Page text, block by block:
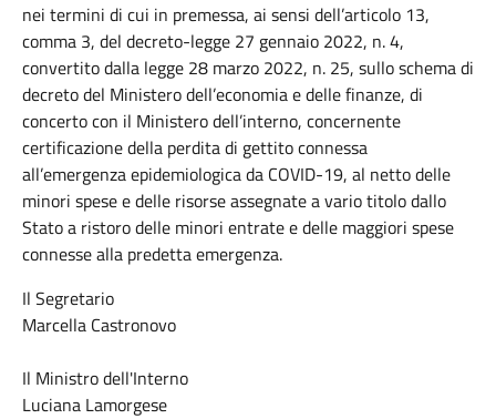
nei termini di cui in premessa, ai sensi dell’articolo 13,
comma 3, del decreto-legge 27 gennaio 2022, n. 4,
convertito dalla legge 28 marzo 2022, n. 25, sullo schema di
decreto del Ministero dell’economia e delle finanze, di
concerto con il Ministero dell’interno, concernente
certificazione della perdita di gettito connessa
all’emergenza epidemiologica da COVID-19, al netto delle
minori spese e delle risorse assegnate a vario titolo dallo
Stato a ristoro delle minori entrate e delle maggiori spese
connesse alla predetta emergenza.
Il Segretario
Marcella Castronovo
Il Ministro dell'Interno
Luciana Lamorgese